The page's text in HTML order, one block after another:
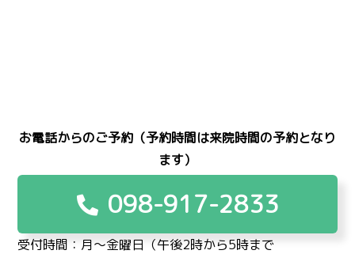
お電話からのご予約（予約時間は来院時間の予約となり
ます）
098-917-2833
受付時間：月〜金曜日（午後2時から5時まで